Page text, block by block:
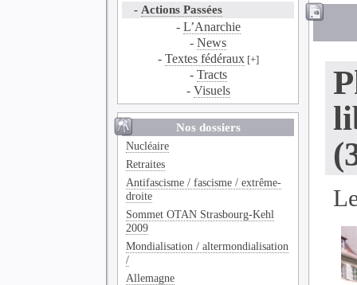
- Actions Passées
- L’Anarchie
-News
- Textes fédéraux[+]
- Tracts
- Visuels
Nos dossiers
Nucléaire
Retraites
Antifascisme / fascisme / extrême-
droite
Sommet OTAN Strasbourg-Kehl
2009
Mondialisation / altermondialisation
/
Allemagne